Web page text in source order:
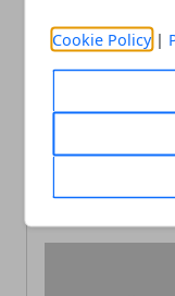
Cookie Policy |
Le migliori zone di